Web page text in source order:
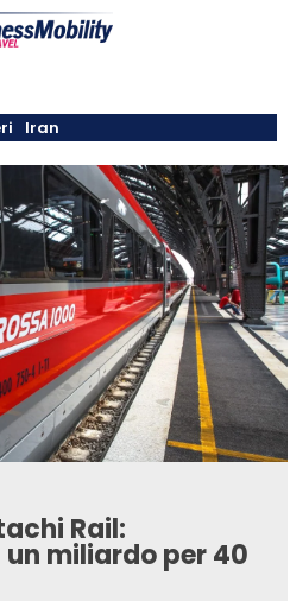
Iran
Rail:
miliardo per 40